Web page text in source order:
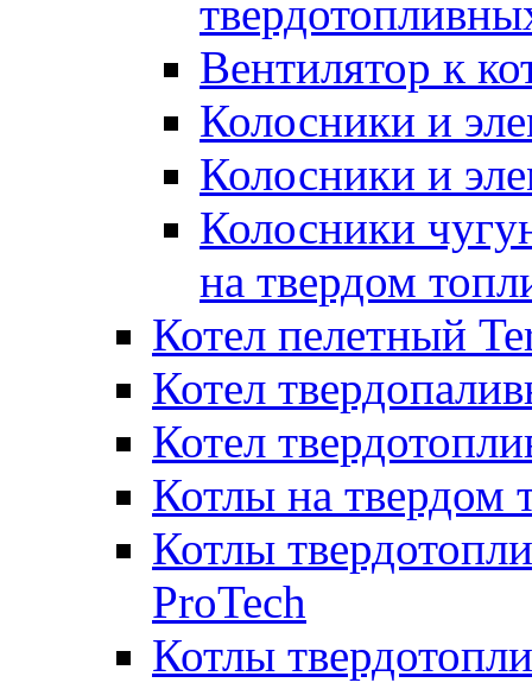
Вентилятор к
Колосники и
Колосники и
Колосники
на твердом
Котел пелетный
Котел
Котел
Котлы на твердом
Котлы
ProTech
Котлы